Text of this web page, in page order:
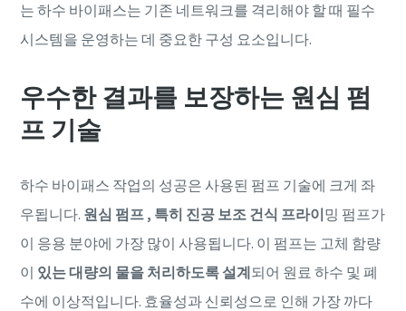
는 하수 바이패스는 기존 네트워크를 격리해야 할 때 필수
시스템을 운영하는 데 중요한 구성 요소입니다.
우수한 결과를 보장하는 원심 펌
프 기술
하수 바이패스 작업의 성공은 사용된 펌프 기술에 크게 좌
우됩니다. 원심 펌프 , 특히 진공 보조 건식 프라이밍 펌프가
이 응용 분야에 가장 많이 사용됩니다. 이 펌프는 고체 함량
이 있는 대량의 물을 처리하도록 설계되어 원료 하수 및 폐
수에 이상적입니다. 효율성과 신뢰성으로 인해 가장 까다